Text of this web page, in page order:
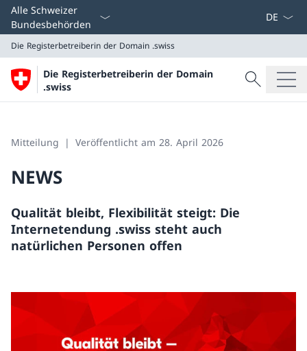
Alle Schweizer
Bundesbehörden
Die Registerbetreiberin der Domain .swiss
Die Registerbetreiberin der Domain
.swiss
Suche
Suche
Mitteilung Veröffentlicht am 28. April 2026
NEWS
Qualität bleibt, Flexibilität steigt: Die
Internetendung .swiss steht auch
natürlichen Personen offen